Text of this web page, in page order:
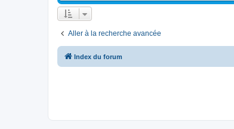
Aller à la recherche avancée
Index du forum